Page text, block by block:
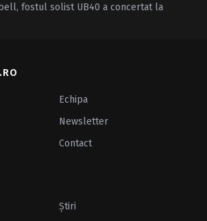
fostul solist UB40 a concertat la
Echipa
Newsletter
Contact
Ştiri